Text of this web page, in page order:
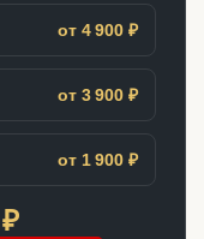
от 4 900 ₽
от 3 900 ₽
от 1 900 ₽
₽